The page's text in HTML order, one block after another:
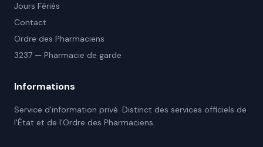
Jours Fériés
Contact
Ordre des Pharmaciens
3237 — Pharmacie de garde
Informations
Service d'information privé. Distinct des services officiels de
l'État et de l'Ordre des Pharmaciens.